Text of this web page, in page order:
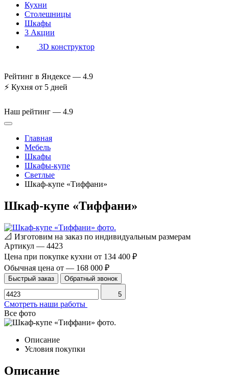
Кухни
Столешницы
Шкафы
3 Акции
3D конструктор
Рейтинг в Яндексе — 4.9
⚡ Кухня от 5 дней
Наш рейтинг — 4.9
Главная
Мебель
Шкафы
Шкафы-купе
Светлые
Шкаф-купе «Тиффани»
Шкаф-купе «Тиффани»
📐 Изготовим на заказ по индивидуальным размерам
Артикул — 4423
Цена при покупке кухни от 134 400 ₽
Обычная цена от — 168 000 ₽
Быстрый заказ Обратный звонок
5
Смотреть наши работы
Все фото
Описание
Условия покупки
Описание